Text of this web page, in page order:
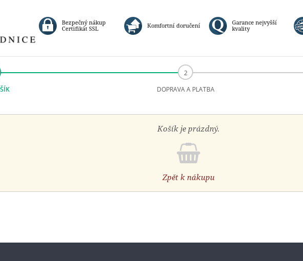
Bezpečný nákup
Certifikát SSL
Komfortní doručení
Garance nejvyšší
kvality
DOPRAVA A PLATBA
Košík je prázdný.
Zpět k nákupu